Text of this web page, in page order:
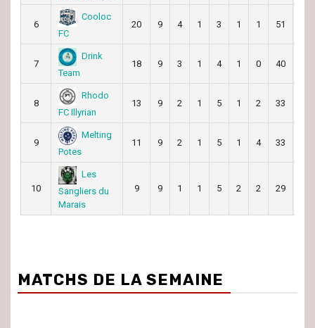
6
Cooloc
FC
20 9 4 1 3 1 1 51
7
Drink
Team
18 9 3 1 4 1 0 40
8
Rhodo
FC Illyrian
13 9 2 1 5 1 2 33
9
Melting
Potes
11 9 2 1 5 1 4 33
10
Les
Sangliers du
Marais
9 9 1 1 5 2 2 29
MATCHS DE LA SEMAINE